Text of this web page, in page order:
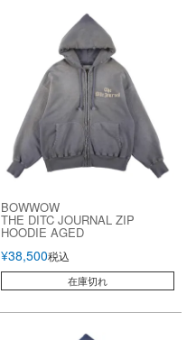
BOWWOW
THE DITC JOURNAL ZIP
HOODIE AGED
¥38,500税込
在庫切れ